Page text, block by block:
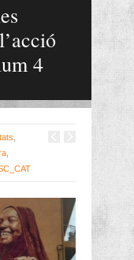
4